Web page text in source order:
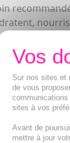
Sur nos sites et
de vous
sites à vos
Avant de
mettre à jour